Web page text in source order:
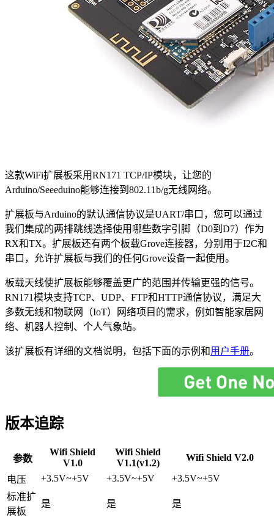
这款WiFi扩展板采用RN171 TCP/IP模块，让您的
Arduino/Seeeduino能够连接到802.11b/g无线网络。
扩展板与Arduino的默认通信协议是UART/串口，您可以通过
我们集成的两排跳线选择使用哪些数字引脚（D0到D7）作为
RX和TX。扩展板还有两个板载Grove连接器，分别用于I2C和
串口，允许扩展板与我们的任何Grove设备一起使用。
板载天线使扩展板能够覆盖更广的范围并传输更强的信号。
RN171模块支持TCP、UDP、FTP和HTTP通信协议，满足大
多数无线和物联网（IoT）网络项目的需求，例如智能家居网
络、机器人控制、个人气象站。
该扩展板有详细的文档说明，包括下面的示例和用户手册。
版本追踪
参数
Wifi Shield
V1.0
Wifi Shield
V1.1(v1.2)
Wifi Shield V2.0
电压 +3.5V~+5V +3.5V~+5V
+3.5V~+5V
标准扩
展板
是 是 是